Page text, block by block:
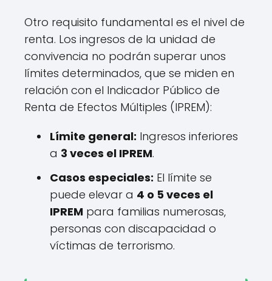
Otro requisito fundamental es el nivel de
renta. Los ingresos de la unidad de
convivencia no podrán superar unos
límites determinados, que se miden en
relación con el Indicador Público de
Renta de Efectos Múltiples (IPREM):
Límite general: Ingresos inferiores
a 3 veces el IPREM.
Casos especiales: El límite se
puede elevar a 4 o 5 veces el
IPREM para familias numerosas,
personas con discapacidad o
víctimas de terrorismo.